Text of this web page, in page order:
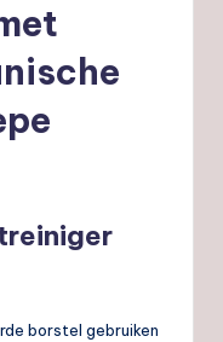
borstel gebruiken